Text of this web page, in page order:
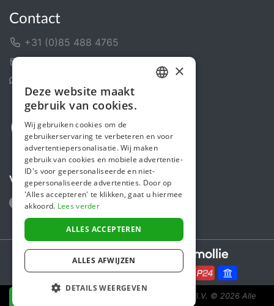
Contact
+31 (0)85 488 4765
Volg ons
Secure payments powered by
Steunactie is een initiatief van Sponsor Europe B.V. © 2026 Alle
ENGLISH
×
Deze website maakt
gebruik van cookies.
Wij gebruiken cookies om de
gebruikerservaring te verbeteren en voor
advertentiepersonalisatie. Wij maken
gebruik van cookies en mobiele advertentie-
ID's voor gepersonaliseerde en niet-
gepersonaliseerde advertenties. Door op
'Alles accepteren' te klikken, gaat u hiermee
akkoord. Lees verder
ALLES ACCEPTEREN
ALLES AFWIJZEN
DETAILS WEERGEVEN